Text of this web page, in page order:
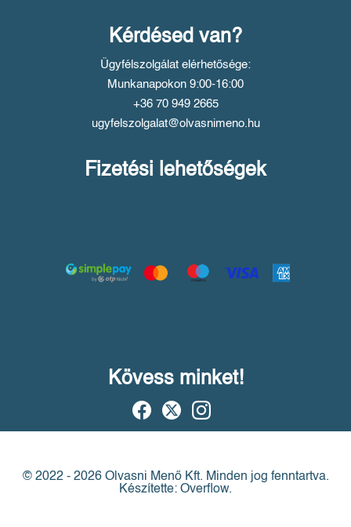
Kérdésed van?
Ügyfélszolgálat elérhetősége:
Munkanapokon 9:00-16:00
+36 70 949 2665
ugyfelszolgalat@olvasnimeno.hu
Fizetési lehetőségek
Kövess minket!
© 2022 - 2026 Olvasni Menő Kft. Minden jog fenntartva.
Készítette: Overflow.